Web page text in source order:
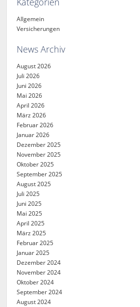
Allgemein
Versicherungen
News Archiv
August 2026
Juli 2026
Juni 2026
Mai 2026
April 2026
März 2026
Februar 2026
Januar 2026
Dezember 2025
November 2025
Oktober 2025
September 2025
August 2025
Juli 2025
Juni 2025
Mai 2025
April 2025
März 2025
Februar 2025
Januar 2025
Dezember 2024
November 2024
Oktober 2024
September 2024
August 2024